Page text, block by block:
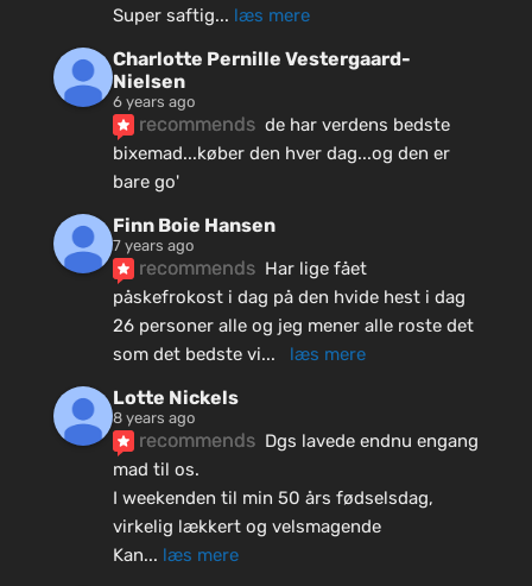
Super saftig... læs mere
Charlotte Pernille Vestergaard-
Nielsen
6 years ago
recommends de har verdens bedste
bixemad...køber den hver dag...og den er
bare go'
Finn Boie Hansen
7 years ago
recommends Har lige fået
påskefrokost i dag på den hvide hest i dag
26 personer alle og jeg mener alle roste det
som det bedste vi... læs mere
Lotte Nickels
8 years ago
recommends Dgs lavede endnu engang
mad til os.
I weekenden til min 50 års fødselsdag,
virkelig lækkert og velsmagende
Kan... læs mere